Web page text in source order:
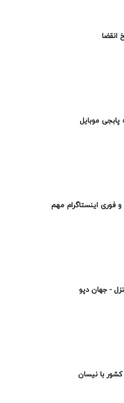
موبایل
فوری اینستاگرام مهم
- جهان دپو
با نیسان